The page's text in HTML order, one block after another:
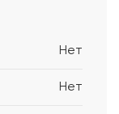
Нет
Нет